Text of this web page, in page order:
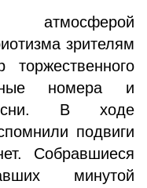
зрителям
номера и
В ходе
подвиги
Собравшиеся
минутой